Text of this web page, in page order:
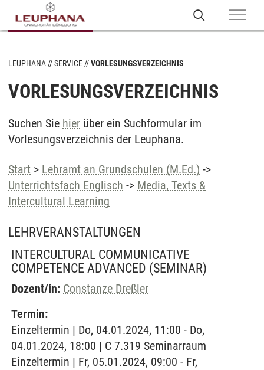
LEUPHANA SERVICE VORLESUNGSVERZEICHNIS
VORLESUNGSVERZEICHNIS
Suchen Sie hier über ein Suchformular im
Vorlesungsverzeichnis der Leuphana.
Start > Lehramt an Grundschulen (M.Ed.) ->
Unterrichtsfach Englisch -> Media, Texts &
Intercultural Learning
LEHRVERANSTALTUNGEN
INTERCULTURAL COMMUNICATIVE
COMPETENCE ADVANCED (SEMINAR)
Dozent/in: Constanze Dreßler
Termin:
Einzeltermin | Do, 04.01.2024, 11:00 - Do,
04.01.2024, 18:00 | C 7.319 Seminarraum
Einzeltermin | Fr, 05.01.2024, 09:00 - Fr,